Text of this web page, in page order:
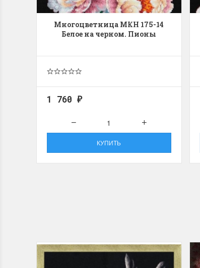
Многоцветница МКН 175-14
Белое на черном. Пионы
1 760 ₽
КУПИТЬ